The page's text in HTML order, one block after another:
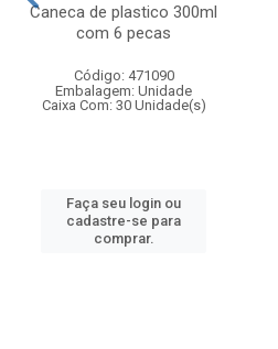
Caneca de plastico 300ml
com 6 pecas
Código: 471090
Embalagem: Unidade
Caixa Com: 30 Unidade(s)
Faça seu login ou
cadastre-se para
comprar.